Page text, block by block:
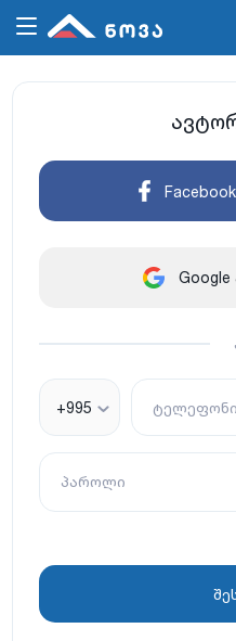
+995 ტელეფონი
პაროლი